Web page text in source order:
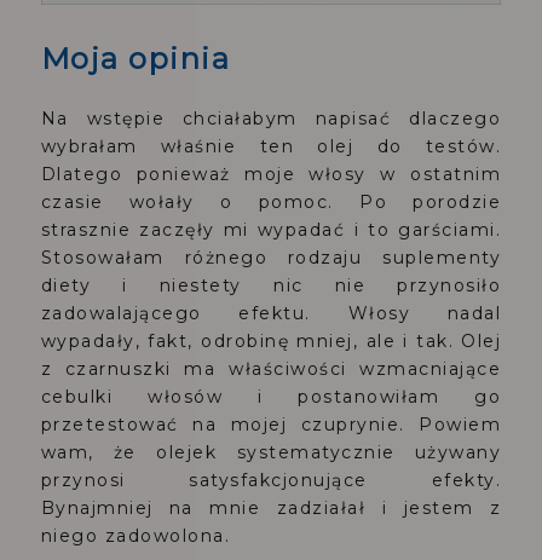
Moja opinia
Na wstępie chciałabym napisać dlaczego
wybrałam właśnie ten olej do testów.
Dlatego ponieważ moje włosy w ostatnim
czasie wołały o pomoc. Po porodzie
strasznie zaczęły mi wypadać i to garściami.
Stosowałam różnego rodzaju suplementy
diety i niestety nic nie przynosiło
zadowalającego efektu. Włosy nadal
wypadały, fakt, odrobinę mniej, ale i tak. Olej
z czarnuszki ma właściwości wzmacniające
cebulki włosów i postanowiłam go
przetestować na mojej czuprynie. Powiem
wam, że olejek systematycznie używany
przynosi satysfakcjonujące efekty.
Bynajmniej na mnie zadziałał i jestem z
niego zadowolona.